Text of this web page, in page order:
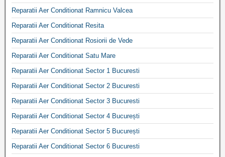
Reparatii Aer Conditionat Ramnicu Valcea
Reparatii Aer Conditionat Resita
Reparatii Aer Conditionat Rosiorii de Vede
Reparatii Aer Conditionat Satu Mare
Reparatii Aer Conditionat Sector 1 Bucuresti
Reparatii Aer Conditionat Sector 2 Bucuresti
Reparatii Aer Conditionat Sector 3 Bucuresti
Reparatii Aer Conditionat Sector 4 București
Reparatii Aer Conditionat Sector 5 București
Reparatii Aer Conditionat Sector 6 Bucuresti